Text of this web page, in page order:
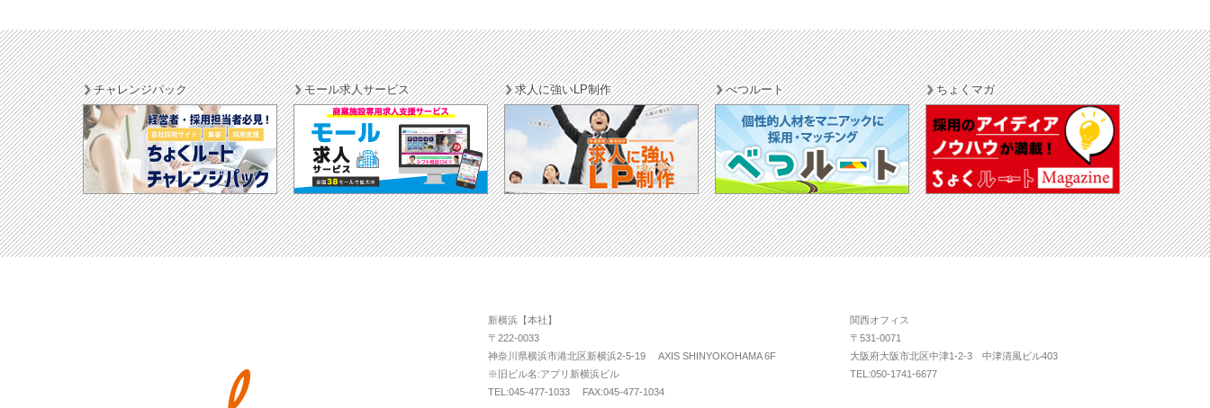
チャレンジパック モール求人サービス 求人に強いLP制作 べつルート ちょくマガ
新横浜【本社】
〒222-0033
神奈川県横浜市港北区新横浜2-5-19 AXIS SHINYOKOHAMA 6F
※旧ビル名:アプリ新横浜ビル
TEL:045-477-1033 FAX:045-477-1034
関西オフィス
〒531-0071
大阪府大阪市北区中津1-2-3 中津清風ビル403
TEL:050-1741-6677